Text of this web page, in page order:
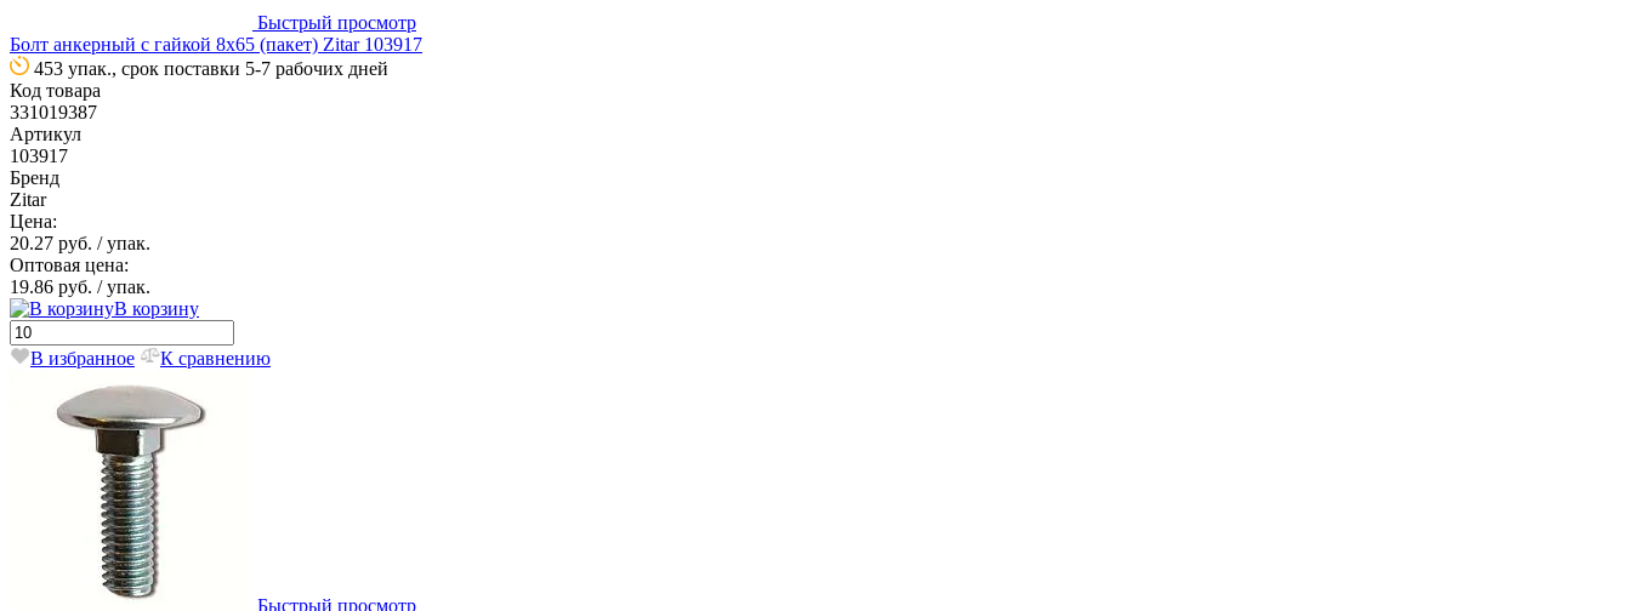
Быстрый просмотр
Болт анкерный с гайкой 8х65 (пакет) Zitar 103917
453 упак., срок поставки 5-7 рабочих дней
Код товара
331019387
Артикул
103917
Бренд
Zitar
Цена:
20.27 руб. / упак.
Оптовая цена:
19.86 руб. / упак.
В корзину
В избранное К сравнению
Быстрый просмотр